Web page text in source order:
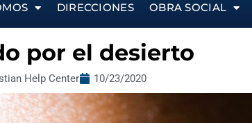
DIRECCIONES OBRA SOCIAL
por el desierto
Help Center 10/23/2020